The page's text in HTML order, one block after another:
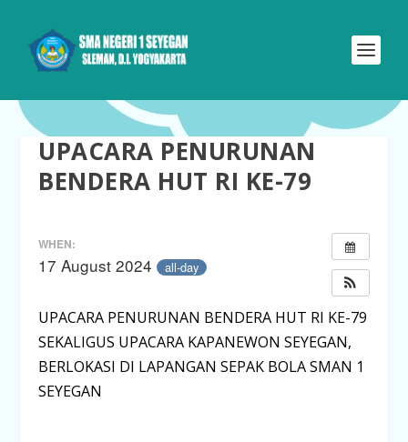
UPACARA PENURUNAN
BENDERA HUT RI KE-79
WHEN:
17 August 2024 all-day
UPACARA PENURUNAN BENDERA HUT RI KE-79
SEKALIGUS UPACARA KAPANEWON SEYEGAN,
BERLOKASI DI LAPANGAN SEPAK BOLA SMAN 1
SEYEGAN